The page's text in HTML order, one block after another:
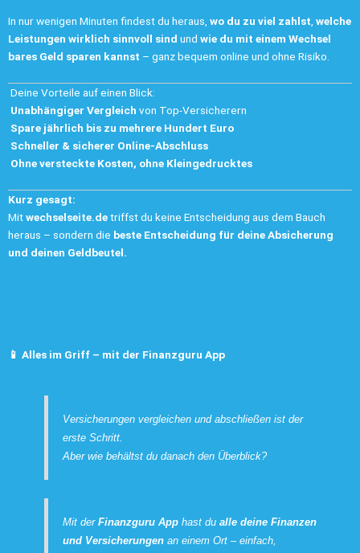
In nur wenigen Minuten findest du heraus, wo du zu viel zahlst welche
Leistungen wirklich sinnvoll sind und wie du mit einem Wechsel
bares Geld sparen kannst – ganz bequem online und ohne Risiko.
Deine Vorteile auf einen Blick:
Unabhängiger Vergleich von Top-Versicherern
Spare jährlich bis zu mehrere Hundert Euro
Schneller & sicherer Online-Abschluss
Ohne versteckte Kosten, ohne Kleingedrucktes
Kurz gesagt:
Mitwechselseite.detriffst du keine Entscheidung aus dem Bauch
heraus – sondern die beste Entscheidung für deine Absicherung
und deinen Geldbeutel.
📱 Alles im Griff – mit der Finanzguru App
Versicherungen vergleichen und abschließen ist der
erste Schritt.
Aber wie behältst du danach den Überblick?
Mit derFinanzguru App hast dualle deine Finanzen
und Versicherungen an einem Ort – einfach,